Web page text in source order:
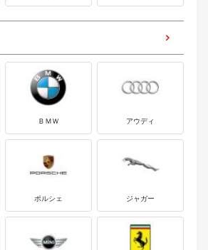
ＢＭＷ アウディ
ポルシェ ジャガー